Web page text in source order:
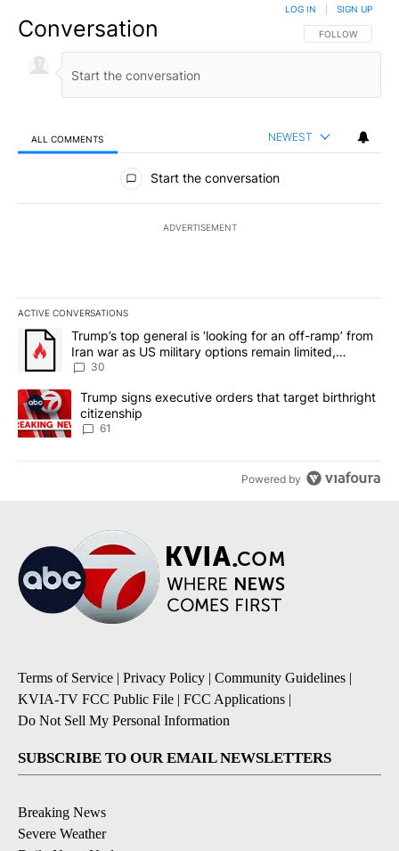
Conversation FOLLOW THIS
FOLLOW
LOG IN SIGN UP
ALL COMMENTS NEWEST
All Comments
Start the conversation
ADVERTISEMENT
ACTIVE CONVERSATIONS
The following is a list of the most commented articles in the last
A trending article titled "Trump’s top general is ‘looking for an
Trump’s top general is ‘looking for an off-ramp’ from
Iran war as US military options remain limited,
sources say
30
A trending article titled "Trump signs executive orders that
Trump signs executive orders that target birthright
citizenship
61
Powered by
Terms of Service | Privacy Policy | Community Guidelines |
KVIA-TV FCC Public File | FCC Applications |
Do Not Sell My Personal Information
SUBSCRIBE TO OUR EMAIL NEWSLETTERS
Breaking News
Severe Weather